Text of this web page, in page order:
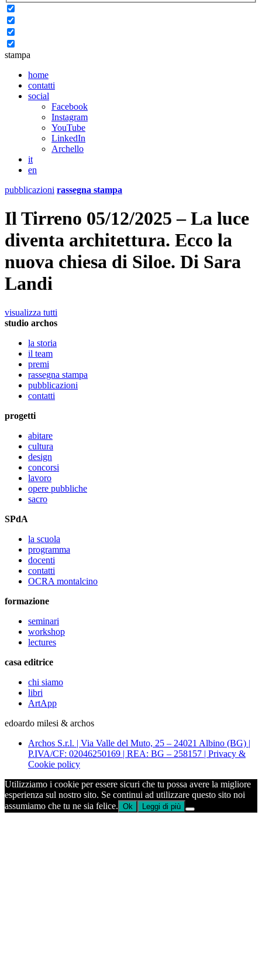
stampa
home
contatti
social
Facebook
Instagram
YouTube
LinkedIn
Archello
it
en
pubblicazioni rassegna stampa
Il Tirreno 05/12/2025 – La luce
diventa architettura. Ecco la
nuova chiesa di Siloe. Di Sara
Landi
visualizza tutti
studio archos
la storia
il team
premi
rassegna stampa
pubblicazioni
contatti
progetti
abitare
cultura
design
concorsi
lavoro
opere pubbliche
sacro
SPdA
la scuola
programma
docenti
contatti
OCRA montalcino
formazione
seminari
workshop
lectures
casa editrice
chi siamo
libri
ArtApp
edoardo milesi & archos
Archos S.r.l. | Via Valle del Muto, 25 – 24021 Albino (BG) |
P.IVA/CF: 02046250169 | REA: BG – 258157 | Privacy &
Cookie policy
Utilizziamo i cookie per essere sicuri che tu possa avere la migliore
esperienza sul nostro sito. Se continui ad utilizzare questo sito noi
assumiamo che tu ne sia felice. Ok Leggi di più